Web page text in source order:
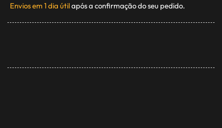
Envios em 1 dia útilapós a confirmação do seu pedido.